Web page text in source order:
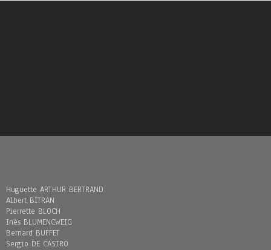
Huguette ARTHUR BERTRAND
Albert BITRAN
Pierrette BLOCH
Inès BLUMENCWEIG
Bernard BUFFET
Sergio DE CASTRO